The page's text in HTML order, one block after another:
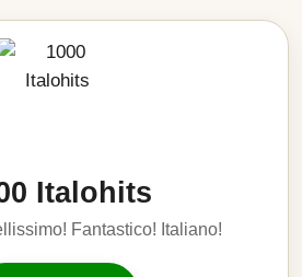
Italohits
Fantastico! Italiano!